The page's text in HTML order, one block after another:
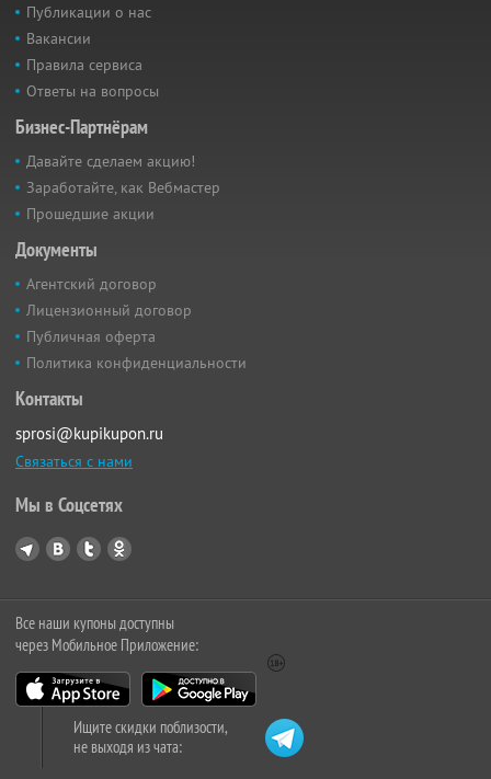
Публикации о нас
Вакансии
Правила сервиса
Ответы на вопросы
Бизнес-Партнёрам
Давайте сделаем акцию!
Заработайте, как Вебмастер
Прошедшие акции
Документы
Агентский договор
Лицензионный договор
Публичная оферта
Политика конфиденциальности
Контакты
sprosi@kupikupon.ru
Связаться с нами
Мы в Соцсетях
Все наши купоны доступны
через Мобильное Приложение:
Ищите скидки поблизости,
не выходя из чата: